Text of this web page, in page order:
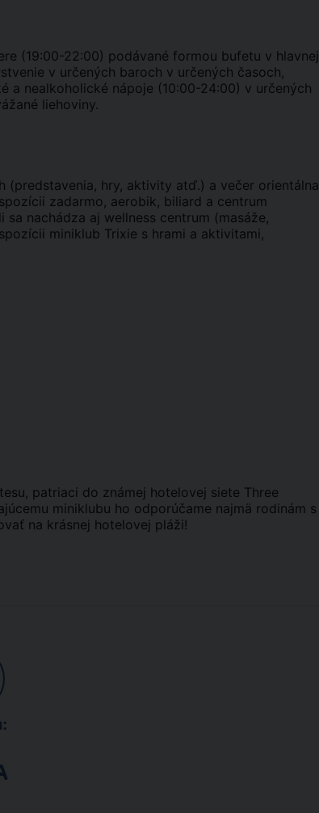
(19:00-22:00) podávané formou bufetu v hlavnej
v určených baroch v určených časoch,
a nealkoholické nápoje (10:00-24:00) v určených
liehoviny.
(predstavenia, hry, aktivity atď.) a večer orientálna
zadarmo, aerobik, biliard a centrum
nachádza aj wellness centrum (masáže,
miniklub Trixie s hrami a aktivitami,
patriaci do známej hotelovej siete Three
miniklubu ho odporúčame najmä rodinám s
na krásnej hotelovej pláži!